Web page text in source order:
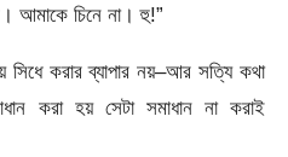
আমাকে চিনে না। হু!”
সিধে করার ব্যাপার নয়–আর সত্যি কথা
করা হয় সেটা সমাধান না করাই